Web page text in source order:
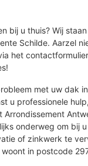
bij u thuis? Wij
Schilde. Aarzel
het
met uw dak
u professionele
Arrondissement
onderweg om bij
of zinkwerk te
in postcode